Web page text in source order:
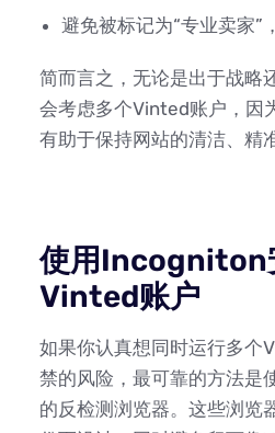
避免被标记为“专业卖家”
简而言之，无论是出于战略
会考虑多个Vinted账户，因
有助于保持网站的清洁、精
使用Incogniton
Vinted账户
如果你认真想同时运行多个
禁的风险，最可靠的方法是
的反检测浏览器。这些浏览